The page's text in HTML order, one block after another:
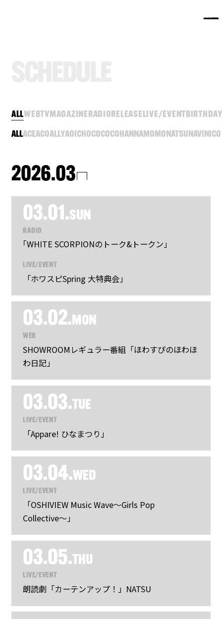
ALLACEACOALLYAOI CHOCOCOCO HANNAMOMO NATSU NAVI NICO
ALLWEBTVMAGAZINERADIORELEASELIVE/EVENTBIRTHDAY
2026.03
03.01.SUN
RADIO
｢WHITE SCORPIONのトーク&トークン｣
LIVE/EVENT
「ホワスピSpring 大特典会」
03.02.MON
WEB
SHOWROOMレギュラー番組「ほわすぴのほわほ
わ日記」
03.03.TUE
LIVE/EVENT
「Appare! ひなまつり」
03.04.WED
LIVE/EVENT
「OSHIVIEW Music Wave〜Girls Pop
Collective〜」
03.05.THU
LIVE/EVENT
朗読劇「カーテンアップ！」NATSU